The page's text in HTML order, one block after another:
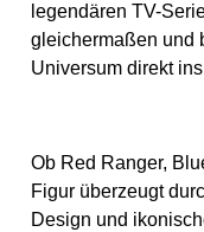
legendären TV-
gleichermaßen und
Universum direkt
Ob Red Ranger,
Figur überzeugt
Design und